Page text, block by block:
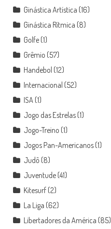
Ginástica Artística (16)
Ginástica Rítmica (8)
Golfe(1)
Grêmio (57)
Handebol (12)
Internacional (52)
ISA(1)
Jogo das Estrelas(1)
Jogo-Treino (1)
Jogos Pan-Americanos(1)
Judô (8)
Juventude(41)
Kitesurf(2)
La Liga (62)
Libertadores da América (85)